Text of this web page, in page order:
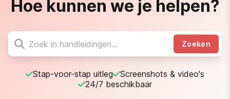
Hoe kunnen we je helpen?
Zoeken
Stap-voor-stap uitleg
Screenshots & video's
24/7 beschikbaar